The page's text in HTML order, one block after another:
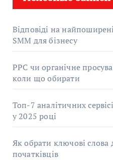
Відповіді на
SMM для бізнесу
PPC чи органічне
коли що обирати
Топ-7 аналітичних
у 2025 році
Як обрати ключові слова
початківців